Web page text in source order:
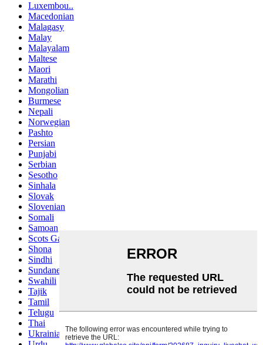
Luxembou..
Macedonian
Malagasy
Malay
Malayalam
Maltese
Maori
Marathi
Mongolian
Burmese
Nepali
Norwegian
Pashto
Persian
Punjabi
Serbian
Sesotho
Sinhala
Slovak
Slovenian
Somali
Samoan
Scots Gaelic
Shona
Sindhi
Sundanese
Swahili
Tajik
Tamil
Telugu
Thai
Ukrainian